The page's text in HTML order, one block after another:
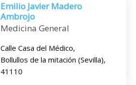
Emilio Javier Madero
Ambrojo
Medicina General
Calle Casa del Médico,
Bollullos de la mitación (Sevilla),
41110